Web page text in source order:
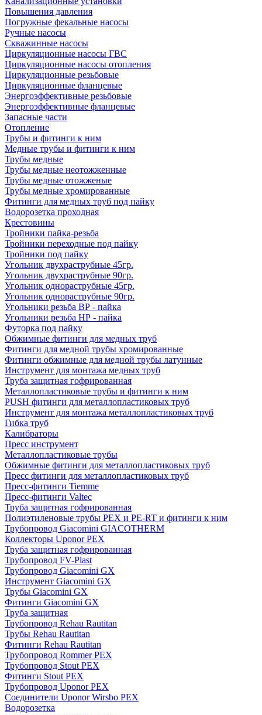
Повышения давления
Погружные фекальные насосы
Ручные насосы
Скважинные насосы
Циркуляционные насосы ГВС
Циркуляционные насосы отопления
Циркуляционные резьбовые
Циркуляционные фланцевые
Энергоэффективные резьбовые
Энергоэффективные фланцевые
Запасные части
Отопление
Трубы и фитинги к ним
Медные трубы и фитинги к ним
Трубы медные
Трубы медные неотожженные
Трубы медные отожженые
Трубы медные хромированные
Фитинги для медных труб под пайку
Водорозетка проходная
Крестовины
Тройники пайка-резьба
Тройники переходные под пайку
Тройники под пайку
Угольник двухраструбные 45гр.
Угольник двухраструбные 90гр.
Угольник однораструбные 45гр.
Угольник однораструбные 90гр.
Угольники резьба ВР - пайка
Угольники резьба НР - пайка
Футорка под пайку
Обжимные фитинги для медных труб
Фитинги для медной трубы хромированные
Фитинги обжимные для медной трубы латунные
Инструмент для монтажа медных труб
Труба защитная гофрированная
Металлопластиковые трубы и фитинги к ним
PUSH фитинги для металлопластиковых труб
Инструмент для монтажа металлопластиковых труб
Гибка труб
Калибраторы
Пресс инструмент
Металлопластиковые трубы
Обжимные фитинги для металлопластиковых труб
Пресс фитинги для металлопластиковых труб
Пресс-фитинги Tiemme
Пресс-фитинги Valtec
Труба защитная гофрированная
Полиэтиленовые трубы PEX и PE-RT и фитинги к ним
Трубопровод Giacomini GIACOTHERM
Коллекторы Uponor PEX
Труба защитная гофрированная
Трубопровод FV-Plast
Трубопровод Giacomini GX
Инструмент Giacomini GX
Трубы Giacomini GX
Фитинги Giacomini GX
Труба защитная
Трубопровод Rehau Rautitan
Трубы Rehau Rautitan
Фитинги Rehau Rautitan
Трубопровод Rommer PEX
Трубопровод Stout PEX
Фитинги Stout PEX
Трубопровод Uponor PEX
Соединители Uponor Wirsbo PEX
Водорозетка